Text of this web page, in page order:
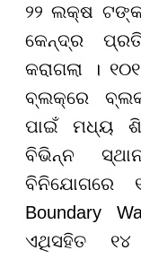
୨୨ ଲକ୍ଷ
କେନ୍ଦ୍ର
କରାଗଲା ।
ବ୍ଲକ୍ରେ
ପାଇଁ ମଧ୍ୟ
ବିଭିନ୍ନ
ବିନିଯୋଗରେ
Boundary
ଏଥିସହିତ